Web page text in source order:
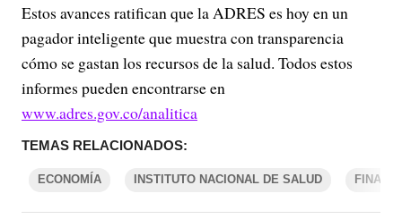
Estos avances ratifican que la ADRES es hoy en un
pagador inteligente que muestra con transparencia
cómo se gastan los recursos de la salud. Todos estos
informes pueden encontrarse en
www.adres.gov.co/analitica
TEMAS RELACIONADOS:
ECONOMÍA INSTITUTO NACIONAL DE SALUD